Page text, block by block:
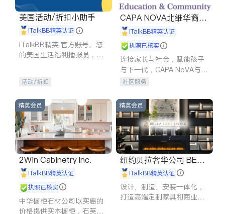
美国活动/折扣小助手
iTalkBB精英认证
iTalkBB精英 官方账号。您
的美国生活福利播报员，精
专属福利。
活动/折扣
CAPA NOVA北维华裔家
长会iTalkBB精英认证
执照已核实
连接家长与社会，赋能孩子
与下一代，CAPA NoVA与您
携手建设包容、公平、充满
社区服务
精英会员
2Win Cabinetry Inc.
iTalkBB精英认证
执照已核实
中华橱柜石材公司以实惠的
价格提供实木橱柜，石英石
精英会员
纽约贝拉奢华公司 BELL
A LUXE
iTalkBB精英认证
设计、制造、安装一体化，
打造高端定制家具和商业空